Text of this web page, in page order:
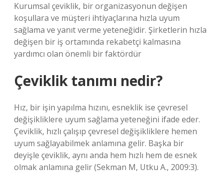
Kurumsal çeviklik, bir organizasyonun değişen
koşullara ve müşteri ihtiyaçlarına hızla uyum
sağlama ve yanıt verme yeteneğidir. Şirketlerin hızla
değişen bir iş ortamında rekabetçi kalmasına
yardımcı olan önemli bir faktördür
Çeviklik tanımı nedir?
Hız, bir işin yapılma hızını, esneklik ise çevresel
değişikliklere uyum sağlama yeteneğini ifade eder.
Çeviklik, hızlı çalışıp çevresel değişikliklere hemen
uyum sağlayabilmek anlamına gelir. Başka bir
deyişle çeviklik, aynı anda hem hızlı hem de esnek
olmak anlamına gelir (Sekman M, Utku A., 2009:3).